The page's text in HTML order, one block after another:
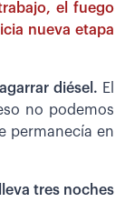
el fuego
nueva etapa
diésel. El
no podemos
permanecía en
tres noches